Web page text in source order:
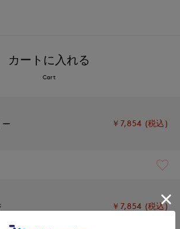
カートに入れる
Cart
ー ￥7,854 (税込)
￥7,854 (税込)